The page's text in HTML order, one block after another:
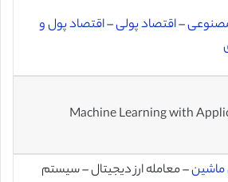
–اقتصاد پولی–اقتصاد پول و
Machine Learning with
ماشین– معامله ارز دیجیتال – سیستم